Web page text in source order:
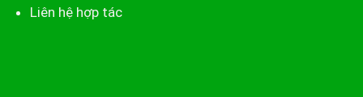
Liên hệ hợp tác